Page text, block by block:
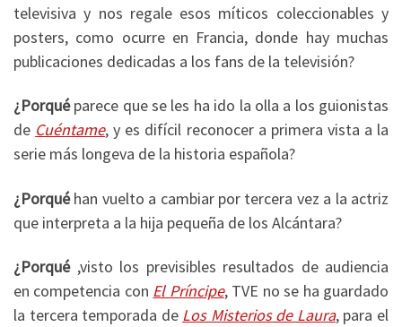
televisiva y nos regale esos míticos coleccionables y
posters, como ocurre en Francia, donde hay muchas
publicaciones dedicadas a los fans de la televisión?
¿Porquéparece que se les ha ido la olla a los guionistas
de Cuéntame, y es difícil reconocer a primera vista a la
serie más longeva de la historia española?
¿Porquéhan vuelto a cambiar por tercera vez a la actriz
que interpreta a la hija pequeña de los Alcántara?
¿Porqué,visto los previsibles resultados de audiencia
en competencia con El Príncipe, TVE no se ha guardado
la tercera temporada de Los Misterios de Laura, para el